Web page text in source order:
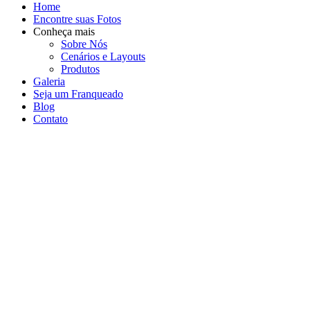
Home
Encontre suas Fotos
Conheça mais
Sobre Nós
Cenários e Layouts
Produtos
Galeria
Seja um Franqueado
Blog
Contato